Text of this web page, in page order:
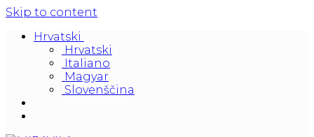
Skip to content
Hrvatski
Hrvatski
Italiano
Magyar
Slovenščina